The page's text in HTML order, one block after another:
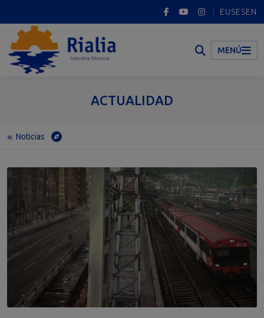
EUSESEN
MENÚ
ACTUALIDAD
Noticias
Portugalete se sube al tren de la creación artística
Noticias